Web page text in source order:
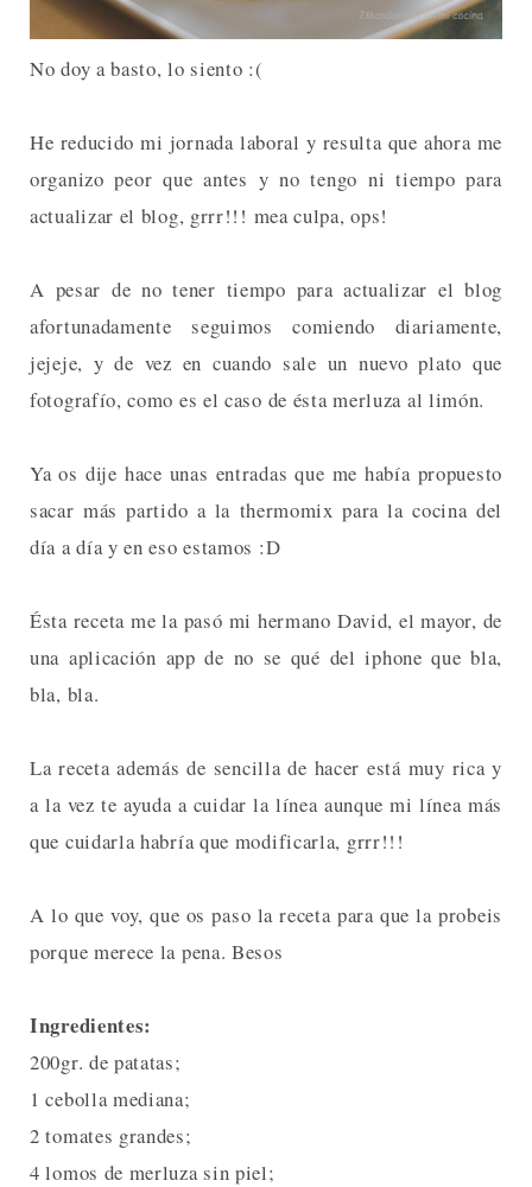
No doy a basto, lo siento :(
He reducido mi jornada laboral y resulta que ahora me
organizo peor que antes y no tengo ni tiempo para
actualizar el blog, grrr!!! mea culpa, ops!
A pesar de no tener tiempo para actualizar el blog
afortunadamente seguimos comiendo diariamente,
jejeje, y de vez en cuando sale un nuevo plato que
fotografío, como es el caso de ésta merluza al limón.
Ya os dije hace unas entradas que me había propuesto
sacar más partido a la thermomix para la cocina del
día a día y en eso estamos :D
Ésta receta me la pasó mi hermano David, el mayor, de
una aplicación app de no se qué del iphone que bla,
bla, bla.
La receta además de sencilla de hacer está muy rica y
a la vez te ayuda a cuidar la línea aunque mi línea más
que cuidarla habría que modificarla, grrr!!!
A lo que voy, que os paso la receta para que la probeis
porque merece la pena. Besos
Ingredientes:
200gr. de patatas;
1 cebolla mediana;
2 tomates grandes;
4 lomos de merluza sin piel;